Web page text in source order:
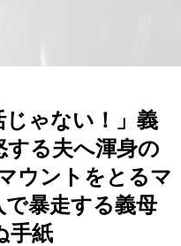
じゃない！」義
する夫へ渾身の
ウントをとるマ
暴走する義母
手紙